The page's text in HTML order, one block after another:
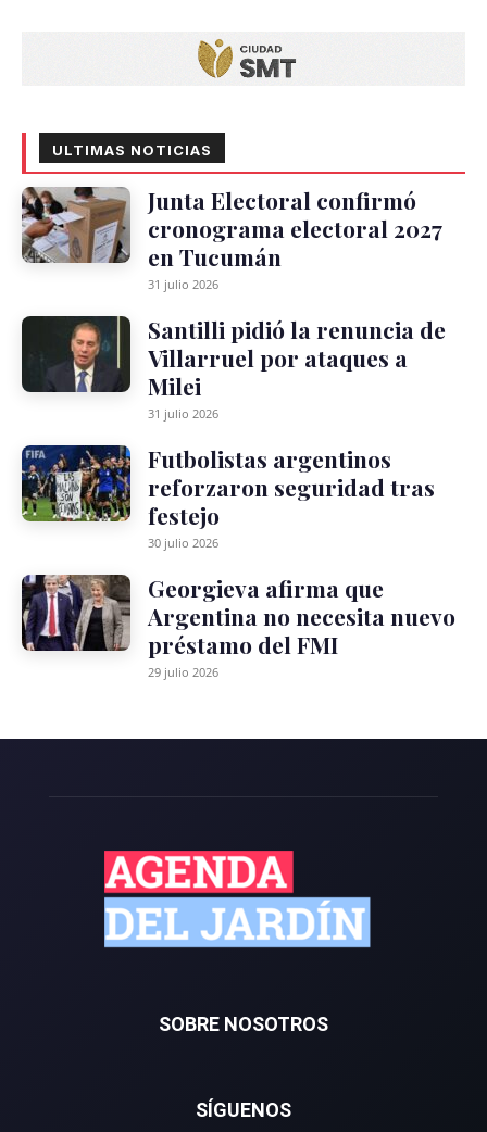
ULTIMAS NOTICIAS
Junta Electoral confirmó
cronograma electoral 2027
en Tucumán
31 julio 2026
Santilli pidió la renuncia de
Villarruel por ataques a
Milei
31 julio 2026
Futbolistas argentinos
reforzaron seguridad tras
festejo
30 julio 2026
Georgieva afirma que
Argentina no necesita nuevo
préstamo del FMI
29 julio 2026
SOBRE NOSOTROS
SÍGUENOS